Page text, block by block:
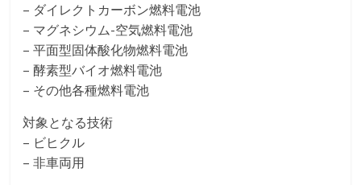
– ダイレクトカーボン燃料電池
– マグネシウム-空気燃料電池
– 平面型固体酸化物燃料電池
– 酵素型バイオ燃料電池
– その他各種燃料電池
対象となる技術
– ビヒクル
– 非車両用